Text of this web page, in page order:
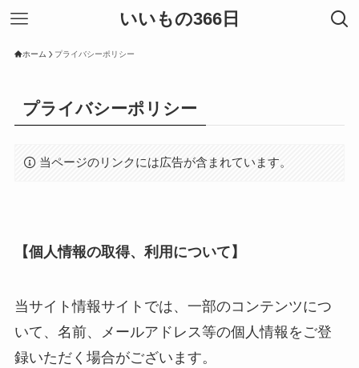
いいもの366日
ホーム プライバシーポリシー
プライバシーポリシー
当ページのリンクには広告が含まれています。
【個人情報の取得、利用について】
当サイト情報サイトでは、一部のコンテンツにつ
いて、名前、メールアドレス等の個人情報をご登
録いただく場合がございます。